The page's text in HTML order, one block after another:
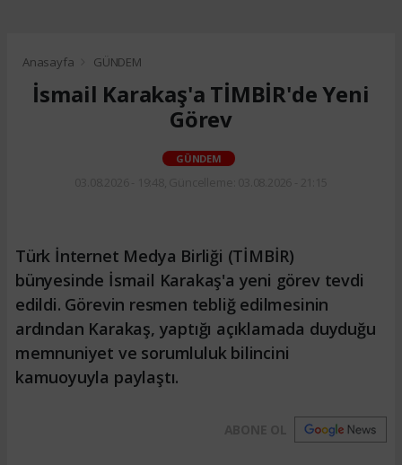
Anasayfa GÜNDEM
İsmail Karakaş'a TİMBİR'de Yeni
Görev
GÜNDEM
Türk İnternet Medya Birliği (TİMBİR)
bünyesinde İsmail Karakaş'a yeni görev tevdi
edildi. Görevin resmen tebliğ edilmesinin
ardından Karakaş, yaptığı açıklamada duyduğu
memnuniyet ve sorumluluk bilincini
kamuoyuyla paylaştı.